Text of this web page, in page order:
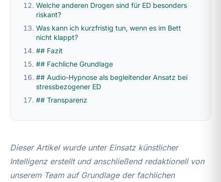
Welche anderen Drogen sind für ED besonders
riskant?
Was kann ich kurzfristig tun, wenn es im Bett
nicht klappt?
## Fazit
## Fachliche Grundlage
## Audio-Hypnose als begleitender Ansatz bei
stressbezogener ED
## Transparenz
Dieser Artikel wurde unter Einsatz künstlicher
Intelligenz erstellt und anschließend redaktionell von
unserem Team auf Grundlage der fachlichen